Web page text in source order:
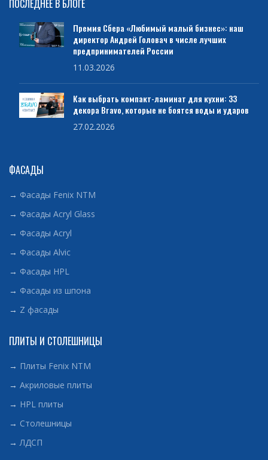
ПОСЛЕДНЕЕ В БЛОГЕ
Премия Сбера «Любимый малый бизнес»: наш
директор Андрей Головач в числе лучших
предпринимателей России
11.03.2026
Как выбрать компакт-ламинат для кухни: 33
декора Bravo, которые не боятся воды и ударов
27.02.2026
ФАСАДЫ
→ Фасады Fenix NTM
→ Фасады Acryl Glass
→ Фасады Acryl
→ Фасады Alvic
→ Фасады HPL
→ Фасады из шпона
→ Z фасады
ПЛИТЫ И СТОЛЕШНИЦЫ
→ Плиты Fenix NTM
→ Акриловые плиты
→ HPL плиты
→ Столешницы
→ЛДСП